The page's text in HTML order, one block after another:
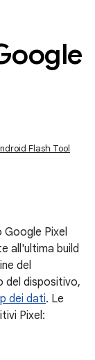
Flash Tool
Google Pixel
all'ultima build
del
del dispositivo,
dei dati. Le
Pixel: